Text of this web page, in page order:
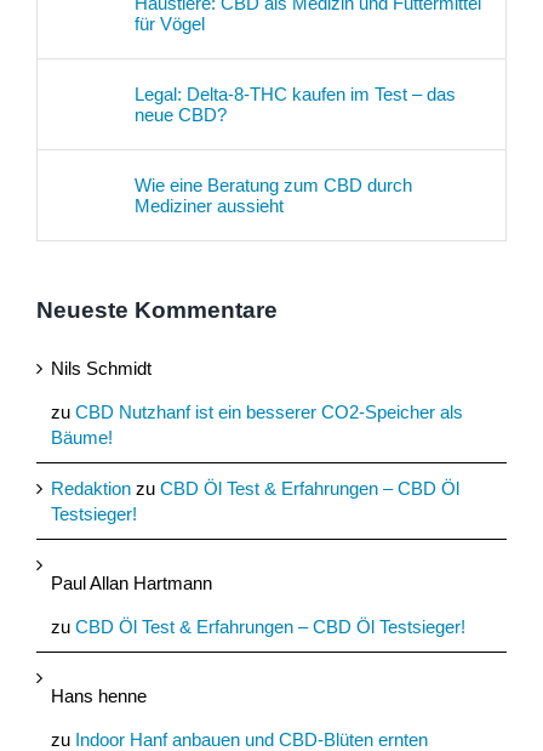
für Vögel
Legal: Delta-8-THC kaufen im Test – das
neue CBD?
Wie eine Beratung zum CBD durch
Mediziner aussieht
Neueste Kommentare
Nils Schmidt
zu CBD Nutzhanf ist ein besserer CO2-Speicher als
Bäume!
Redaktion zu CBD Öl Test & Erfahrungen – CBD Öl
Testsieger!
Paul Allan Hartmann
zu CBD Öl Test & Erfahrungen – CBD Öl Testsieger!
Hans henne
zu Indoor Hanf anbauen und CBD-Blüten ernten